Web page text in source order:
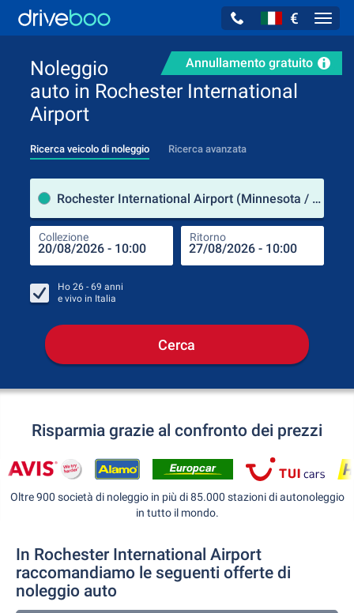
€
Annullamento gratuito
Noleggio
auto in Rochester International
Airport
Ricerca veicolo di noleggio Ricerca avanzata
Rochester International Airport (Minnesota / Stati Uniti d'America)
Collezione Ritorno
Ho 26 - 69 anni
e vivo in Italia
Cerca
Risparmia grazie al confronto dei prezzi
Oltre 900 società di noleggio in più di 85.000 stazioni di autonoleggio
in tutto il mondo.
In Rochester International Airport
raccomandiamo le seguenti offerte di
noleggio auto